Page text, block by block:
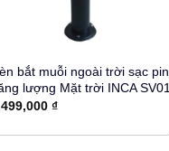
bắt muỗi ngoài trời sạc pin
lượng Mặt trời INCA SV01
₫